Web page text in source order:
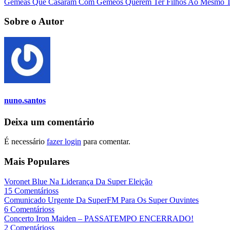
Sobre o Autor
nuno.santos
Deixa um comentário
É necessário fazer login para comentar.
Mais Populares
Voronet Blue Na Liderança Da Super Eleição
15 Comentárioss
Comunicado Urgente Da SuperFM Para Os Super Ouvintes
6 Comentárioss
Concerto Iron Maiden – PASSATEMPO ENCERRADO!
2 Comentárioss